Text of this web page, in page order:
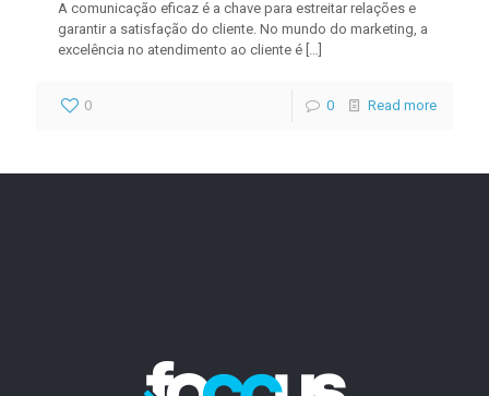
A comunicação eficaz é a chave para estreitar relações e
garantir a satisfação do cliente. No mundo do marketing, a
excelência no atendimento ao cliente é
0 0 Read more